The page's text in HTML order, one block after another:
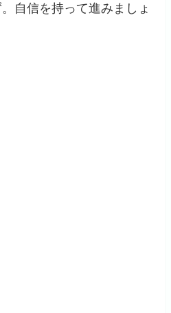
自信を持って進みましょ